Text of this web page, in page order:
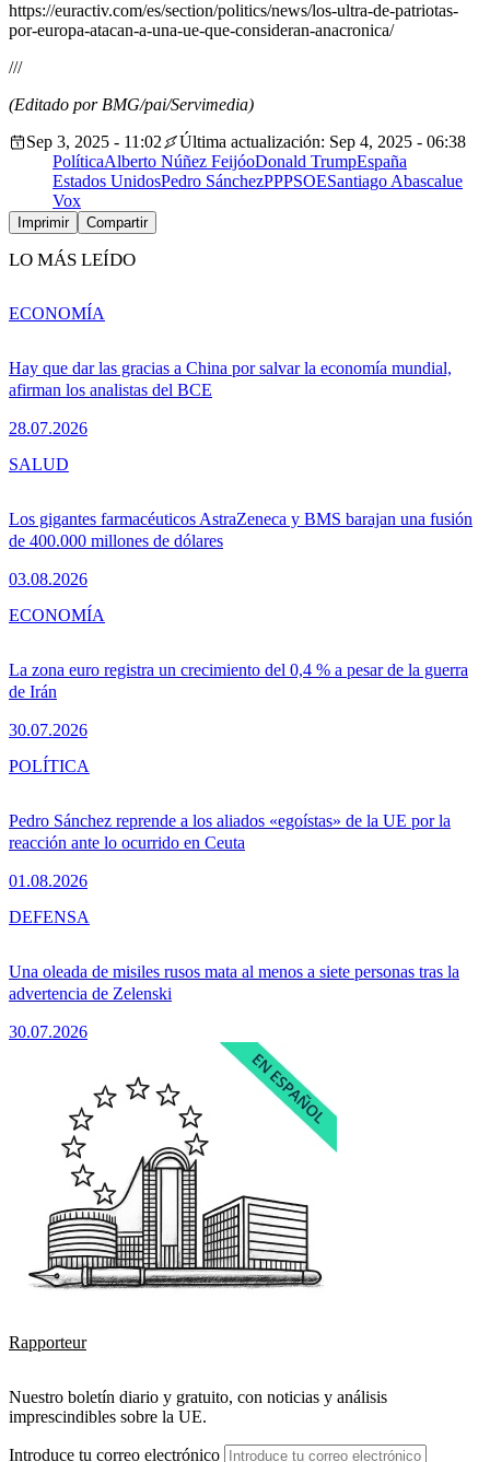
https://euractiv.com/es/section/politics/news/los-ultra-de-patriotas-
por-europa-atacan-a-una-ue-que-consideran-anacronica/
///
(Editado por BMG/pai/Servimedia)
Sep 3, 2025 - 11:02
Última actualización: Sep 4, 2025 - 06:38
PolíticaAlberto Núñez FeijóoDonald TrumpEspaña
Estados UnidosPedro SánchezPPPSOESantiago Abascalue
Vox
Imprimir Compartir
LO MÁS LEÍDO
Hay que dar las gracias a China por salvar la economía mundial,
afirman los analistas del BCE
28.07.2026
ECONOMÍA
Los gigantes farmacéuticos AstraZeneca y BMS barajan una fusión
de 400.000 millones de dólares
03.08.2026
SALUD
La zona euro registra un crecimiento del 0,4 % a pesar de la guerra
de Irán
30.07.2026
ECONOMÍA
Pedro Sánchez reprende a los aliados «egoístas» de la UE por la
reacción ante lo ocurrido en Ceuta
01.08.2026
POLÍTICA
Una oleada de misiles rusos mata al menos a siete personas tras la
advertencia de Zelenski
30.07.2026
DEFENSA
Rapporteur
Nuestro boletín diario y gratuito, con noticias y análisis
imprescindibles sobre la UE.
Introduce tu correo electrónico